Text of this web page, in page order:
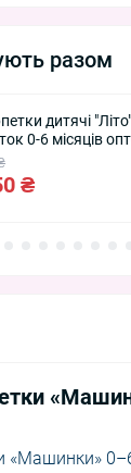
разом
дитячі
0-6 місяців
₴
«Машинки»